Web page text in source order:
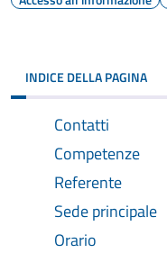
INDICE DELLA PAGINA
Contatti
Competenze
Referente
Sede principale
Orario